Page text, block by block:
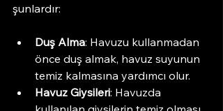
şunlardır:
Duş Alma: Havuzu kullanmadan
önce duş almak, havuz suyunun
temiz kalmasına yardımcı olur.
Havuz Giysileri: Havuzda